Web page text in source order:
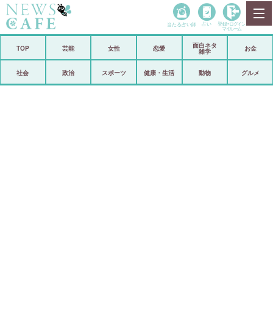
政治
当たる占い師 占い 登録• ログイン
マイルーム
TOP 芸能 女性 恋愛
面白ネタ
雑学
お金
社会 政治 スポーツ 健康・生活 動物 グルメ